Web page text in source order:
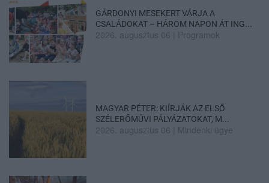
GÁRDONYI MESEKERT VÁRJA A
CSALÁDOKAT – HÁROM NAPON ÁT ING...
2026. augusztus 06 Programok
MAGYAR PÉTER: KIÍRJÁK AZ ELSŐ
SZÉLERŐMŰVI PÁLYÁZATOKAT, M...
2026. augusztus 06 Mindenki ügye